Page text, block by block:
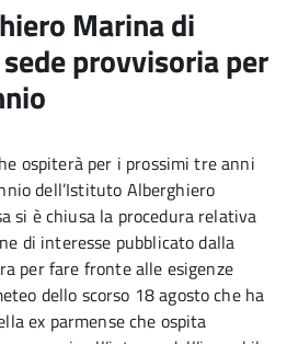
Marina di
provvisoria per
ospiterà per i prossimi tre anni
dell’Istituto Alberghiero
si è chiusa la procedura relativa
di interesse pubblicato dalla
per fare fronte alle esigenze
dello scorso 18 agosto che ha
ex parmense che ospita